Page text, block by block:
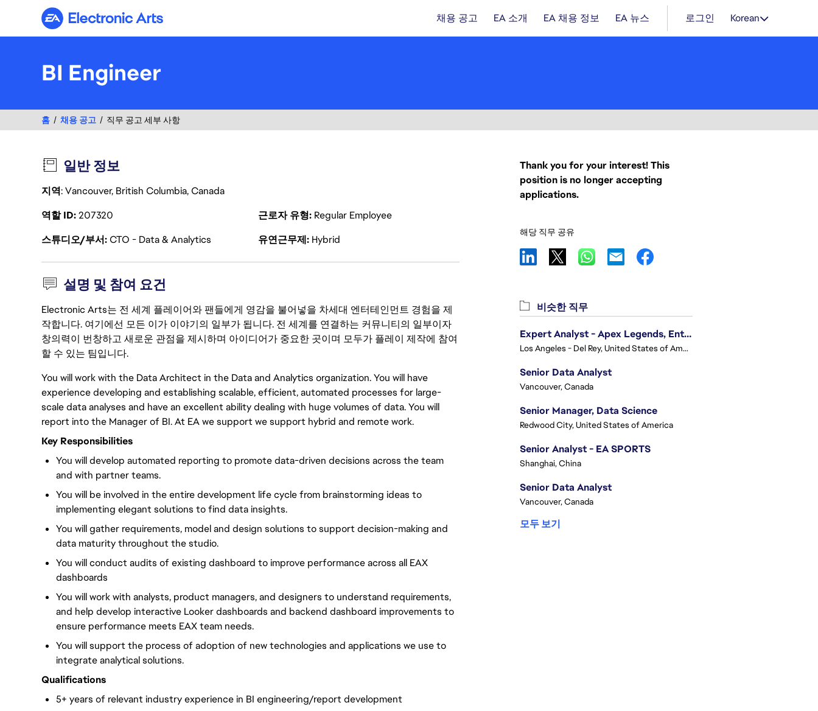
Electronic Arts 채용 공고 EA 소개 EA 채용 정보 EA 뉴스 로그인 Korean
BI Engineer
홈 채용 공고 직무 공고 세부 사항
일반 정보
지역: Vancouver, British Columbia, Canada
역할 ID207320 근로자 유형 Regular Employee
스튜디오/부서CTO - Data & Analytics 유연근무제 Hybrid
설명 및 참여 요건
Electronic Arts는 전 세계 플레이어와 팬들에게 영감을 불어넣을 차세대 엔터테인먼트 경험을 제
작합니다. 여기에선 모든 이가 이야기의 일부가 됩니다. 전 세계를 연결하는 커뮤니티의 일부이자
창의력이 번창하고 새로운 관점을 제시하며 아이디어가 중요한 곳이며 모두가 플레이 제작에 참여
할 수 있는 팀입니다.
You will work with the Data Architect in the Data and Analytics organization. You will have
experience developing and establishing scalable, efficient, automated processes for large-
scale data analyses and have an excellent ability dealing with huge volumes of data. You will
report into the Manager of BI. At EA we support we support hybrid and remote work.
Key Responsibilities
You will develop automated reporting to promote data-driven decisions across the team
and with partner teams.
You will be involved in the entire development life cycle from brainstorming ideas to
implementing elegant solutions to find data insights.
You will gather requirements, model and design solutions to support decision-making and
data maturity throughout the studio.
You will conduct audits of existing dashboard to improve performance across all EAX
dashboards
You will work with analysts, product managers, and designers to understand requirements,
and help develop interactive Looker dashboards and backend dashboard improvements to
ensure performance meets EAX team needs.
You will support the process of adoption of new technologies and applications we use to
integrate analytical solutions.
Qualifications
5+ years of relevant industry experience in BI engineering/report development
Thank you for your interest! This
position is no longer accepting
applications.
해당 직무 공유
비슷한 직무
Expert Analyst - Apex Legends, Enterprise Intelligence (EI)
Los Angeles - Del Rey, United States of America
Senior Data Analyst
Vancouver, Canada
Senior Manager, Data Science
Redwood City, United States of America
Senior Analyst - EA SPORTS
Shanghai, China
Senior Data Analyst
Vancouver, Canada
모두 보기